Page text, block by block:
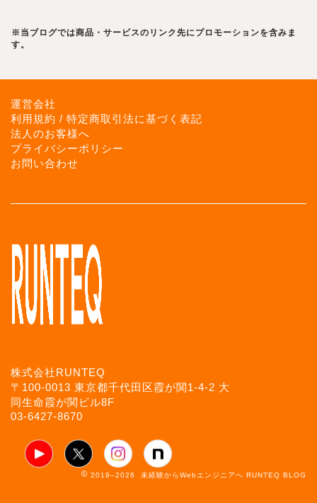
※当ブログでは商品・サービスのリンク先にプロモーションを含みま
す。
株式会社RUNTEQ
〒100-0013 東京都千代田区霞が関1-4-2 大
同生命霞が関ビル8F
03-6427-8670
運営会社
利用規約 / 特定商取引法に基づく表記
法人のお客様へ
プライバシーポリシー
お問い合わせ
2019–2026 未経験からWebエンジニアへ RUNTEQ BLOG